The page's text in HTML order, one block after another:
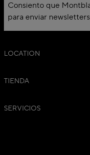
Consiento que
para enviar
LOCATION
TIENDA
SERVICIOS